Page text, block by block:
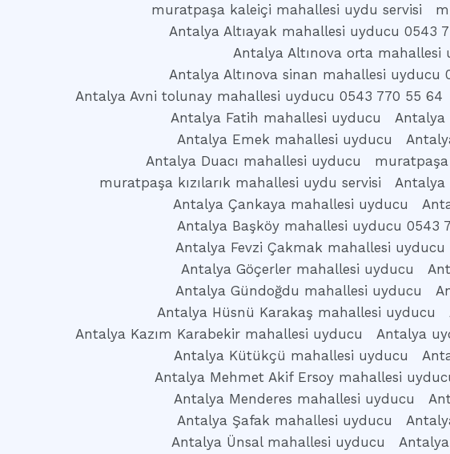
muratpaşa kaleiçi mahallesi uydu servisi
Antalya Altıayak mahallesi uyducu 0543
Antalya Altınova orta mahallesi
Antalya Altınova sinan mahallesi uyducu
Antalya Avni tolunay mahallesi uyducu 0543 770 55 64
Antalya Fatih mahallesi uyducu
Antalya
Antalya Emek mahallesi uyducu
Antalya Duacı mahallesi uyducu
muratpaşa
muratpaşa kızılarık mahallesi uydu servisi
Antalya
Antalya Çankaya mahallesi uyducu
Antalya Başköy mahallesi uyducu 0543
Antalya Fevzi Çakmak mahallesi uyducu
Antalya Göçerler mahallesi uyducu
Antalya Gündoğdu mahallesi uyducu
Antalya Hüsnü Karakaş mahallesi uyducu
Antalya Kazım Karabekir mahallesi uyducu
Antalya
Antalya Kütükçü mahallesi uyducu
Antalya Mehmet Akif Ersoy mahallesi
Antalya Menderes mahallesi uyducu
Antalya Şafak mahallesi uyducu
Antalya Ünsal mahallesi uyducu